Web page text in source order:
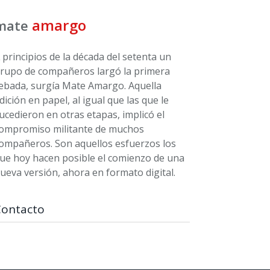
amargo
principios de la década del setenta un
de compañeros largó la primera
surgía Mate Amargo. Aquella
en papel, al igual que las que le
en otras etapas, implicó el
militante de muchos
Son aquellos esfuerzos los
hoy hacen posible el comienzo de una
versión, ahora en formato digital.